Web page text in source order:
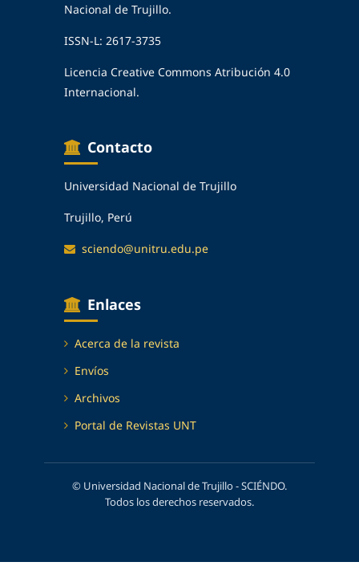
Nacional de Trujillo.
ISSN-L: 2617-3735
Licencia Creative Commons Atribución 4.0
Internacional.
Contacto
Universidad Nacional de Trujillo
Trujillo, Perú
sciendo@unitru.edu.pe
Enlaces
Acerca de la revista
Envíos
Archivos
Portal de Revistas UNT
© Universidad Nacional de Trujillo - SCIÉNDO.
Todos los derechos reservados.